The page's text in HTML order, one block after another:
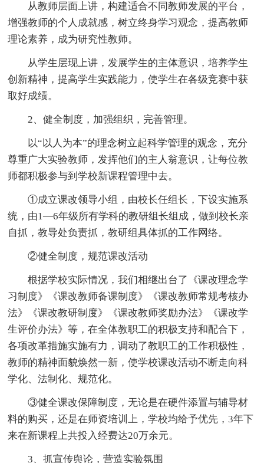
从教师层面上讲，构建适合不同教师发展的平台，
增强教师的个人成就感，树立终身学习观念，提高教师
理论素养，成为研究性教师。
从学生层现上讲，发展学生的主体意识，培养学生
创新精神，提高学生实践能力，使学生在各级竞赛中获
取好成绩。
2、健全制度，加强组织，完善管理。
以“以人为本”的理念树立起科学管理的观念，充分
尊重广大实验教师，发挥他们的主人翁意识，让每位教
师都积极参与到学校新课程管理中去。
①成立课改领导小组，由校长任组长，下设实施系
统，由1—6年级所有学科的教研组长组成，做到校长亲
自抓，教导处负责抓，教研组具体抓的工作网络。
②健全制度，规范课改活动
根据学校实际情况，我们相继出台了《课改理念学
习制度》《课改教师备课制度》《课改教师常规考核办
法》《课改教研制度》《课改教师奖励办法》《课改学
生评价办法》等，在全体教职工的积极支持和配合下，
各项改革措施实施有力，调动了教职工的工作积极性，
教师的精神面貌焕然一新，使学校课改活动不断走向科
学化、法制化、规范化。
③健全课改保障制度，无论是在硬件添置与辅导材
料的购买，还是在师资培训上，学校均给予优先，3年下
来在新课程上共投入经费达20万余元。
3、抓宣传舆论，营造实验氛围